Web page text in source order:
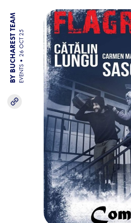
BY BUCHAREST TEAM EVENTS
26 OCT 25